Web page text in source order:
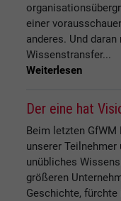
einer
anderes. Und
Wissenstransfer...
Weiterlesen
Der eine hat
Beim letzten
unserer
unübliches
größeren
Geschichte, fürchte